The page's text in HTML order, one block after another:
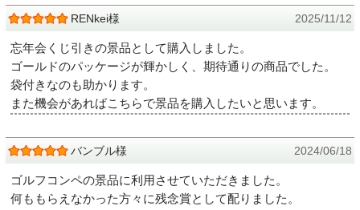
RENkei様 2025/11/12
忘年会くじ引きの景品として購入しました。
ゴールドのパッケージが輝かしく、期待通りの商品でした。
袋付きなのも助かります。
また機会があればこちらで景品を購入したいと思います。
バンブル様 2024/06/18
ゴルフコンペの景品に利用させていただきました。
何ももらえなかった方々に残念賞として配りました。